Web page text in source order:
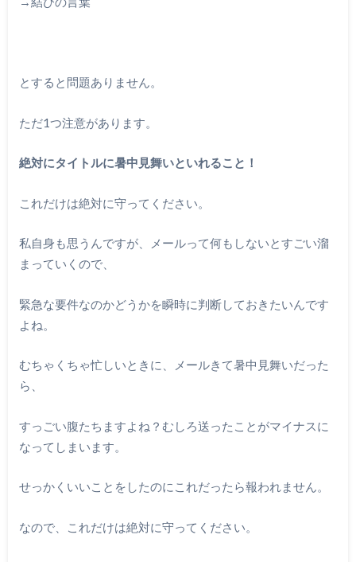
とすると問題ありません。
ただ1つ注意があります。
絶対にタイトルに暑中見舞いといれること！
これだけは絶対に守ってください。
私自身も思うんですが、メールって何もしないとすごい溜
まっていくので、
緊急な要件なのかどうかを瞬時に判断しておきたいんです
よね。
むちゃくちゃ忙しいときに、メールきて暑中見舞いだった
ら、
すっごい腹たちますよね？むしろ送ったことがマイナスに
なってしまいます。
せっかくいいことをしたのにこれだったら報われません。
なので、これだけは絶対に守ってください。